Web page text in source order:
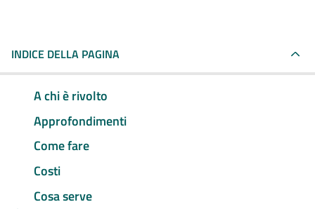
INDICE DELLA PAGINA
A chi è rivolto
Approfondimenti
Come fare
Costi
Cosa serve